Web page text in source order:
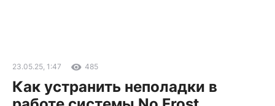
23.05.25, 1:47 485
Как устранить неполадки в